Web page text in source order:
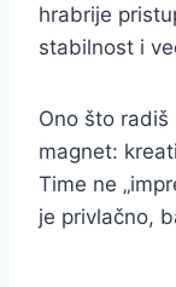
hrabrije
stabilnost i
Ono što
magnet:
Time ne
je privlačno,